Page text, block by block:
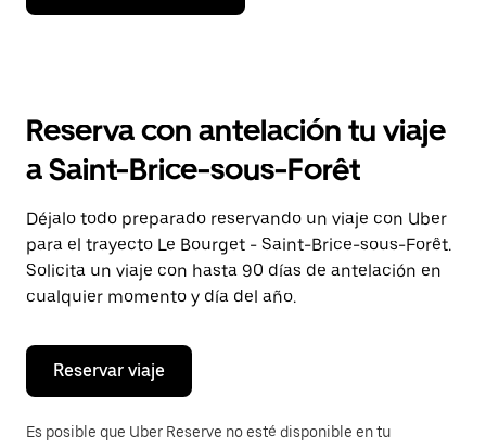
flecha
calendario
seleccionar
fecha.
Pulsa
el
botón
de
escape
cerrar
calendario.
Reserva con antelación tu viaje
a Saint-Brice-sous-Forêt
Déjalo todo preparado reservando un viaje con Uber
para el trayecto Le Bourget - Saint-Brice-sous-Forêt.
Solicita un viaje con hasta 90 días de antelación en
cualquier momento y día del año.
Reservar viaje
Es posible que Uber Reserve no esté disponible en tu